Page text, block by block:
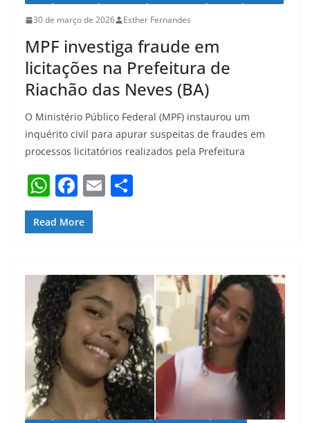
30 de março de 2026 Esther Fernandes
MPF investiga fraude em
licitações na Prefeitura de
Riachão das Neves (BA)
O Ministério Público Federal (MPF) instaurou um
inquérito civil para apurar suspeitas de fraudes em
processos licitatórios realizados pela Prefeitura
W
h
at
A
p
p
F
a
c
b
o
o
k
E
Read More